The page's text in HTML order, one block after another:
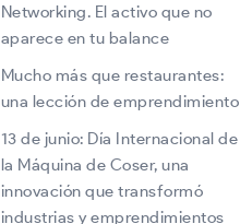
Networking. El activo que no
aparece en tu balance
Mucho más que restaurantes:
una lección de emprendimiento
13 de junio: Día Internacional de
la Máquina de Coser, una
innovación que transformó
industrias y emprendimientos